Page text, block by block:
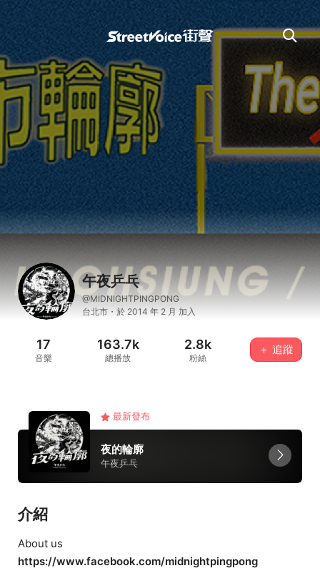
午夜乒乓
@MIDNIGHTPINGPONG
台北市・於 2014 年 2 月 加入
17
音樂
163.7k
總播放
2.8k
粉絲
＋ 追蹤
最新發布
夜的輪廓
午夜乒乓
介紹
About us
https://www.facebook.com/midnightpingpong